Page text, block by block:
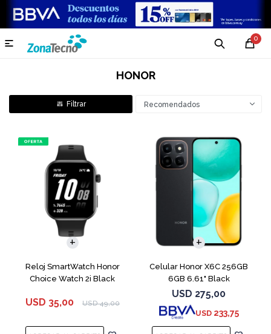
0

HONOR
Recomendados
Reloj SmartWatch Honor
Choice Watch 2i Black
USD 35,00 USD 49,00
Celular Honor X6C 256GB
6GB 6.61" Black
USD 275,00
USD 233,75
COMPARAR